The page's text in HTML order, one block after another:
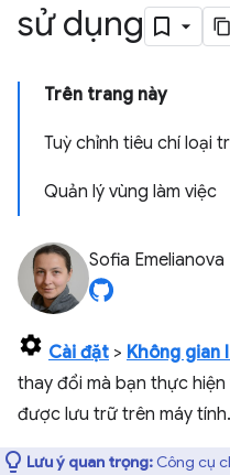
sử dụng
Trên trang này
Tuỳ chỉnh tiêu chí loại
Quản lý vùng làm việc
Sofia Emelianova
Cài đặt > Không gian
thay đổi mà bạn thực
được lưu trữ trên máy tính.
Lưu ý quan trọng: Công cụ